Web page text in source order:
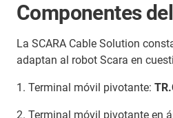
Componentes
La SCARA Cable Solution
adaptan al robot Scara en
1. Terminal móvil pivotante:
2. Terminal móvil pivotante en